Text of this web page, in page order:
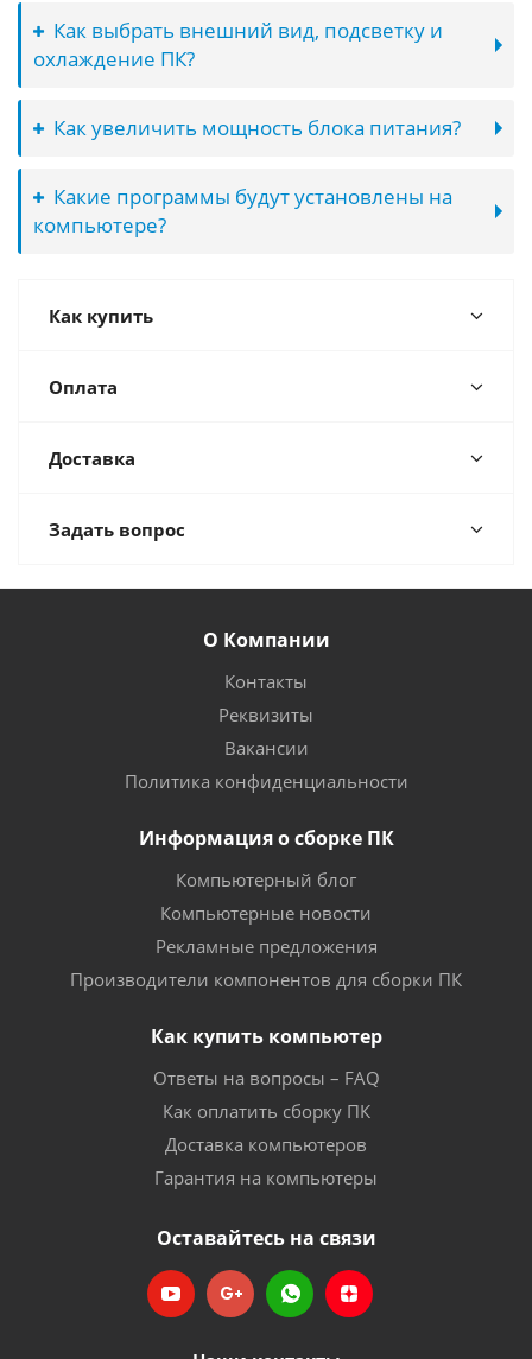
Как выбрать внешний вид, подсветку и
охлаждение ПК?
Как увеличить мощность блока питания?
Какие программы будут установлены на
компьютере?
Как купить
Оплата
Доставка
Задать вопрос
О Компании
Контакты
Реквизиты
Вакансии
Политика конфиденциальности
Информация о сборке ПК
Компьютерный блог
Компьютерные новости
Рекламные предложения
Производители компонентов для сборки ПК
Как купить компьютер
Ответы на вопросы – FAQ
Как оплатить сборку ПК
Доставка компьютеров
Гарантия на компьютеры
Оставайтесь на связи